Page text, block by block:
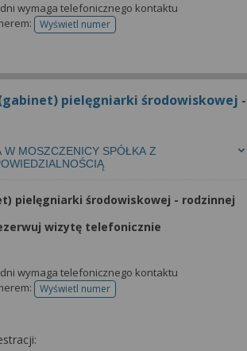
wymaga telefonicznego kontaktu
Wyświetl numertelefonu do rejestracji
pielęgniarki środowiskowej -
W MOSZCZENICY SPÓŁKA Z
pielęgniarki środowiskowej - rodzinnej
wizytę telefonicznie
wymaga telefonicznego kontaktu
Wyświetl numertelefonu do rejestracji